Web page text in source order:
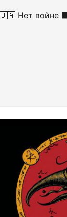
Нет войне